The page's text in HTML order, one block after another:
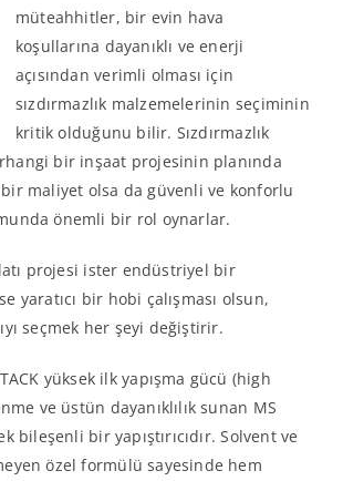
müteahhitler, bir evin hava
koşullarına dayanıklı ve enerji
açısından verimli olması için
sızdırmazlık malzemelerinin seçiminin
kritik olduğunu bilir. Sızdırmazlık
bir inşaat projesinin planında
maliyet olsa da güvenli ve konforlu
önemli bir rol oynarlar.
projesi ister endüstriyel bir
yaratıcı bir hobi çalışması olsun,
seçmek her şeyi değiştirir.
yüksek ilk yapışma gücü (high
ve üstün dayanıklılık sunan MS
bileşenli bir yapıştırıcıdır. Solvent ve
özel formülü sayesinde hem